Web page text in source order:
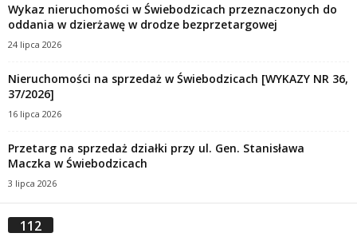
Wykaz nieruchomości w Świebodzicach przeznaczonych do
oddania w dzierżawę w drodze bezprzetargowej
24 lipca 2026
Nieruchomości na sprzedaż w Świebodzicach [WYKAZY NR 36,
37/2026]
16 lipca 2026
Przetarg na sprzedaż działki przy ul. Gen. Stanisława
Maczka w Świebodzicach
3 lipca 2026
112